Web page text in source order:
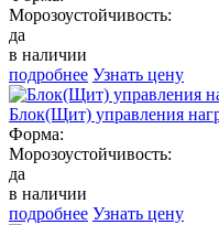
Морозоустойчивость:
да
в наличии
подробнее Узнать цену
Блок(Щит) управления
Форма:
Морозоустойчивость:
да
в наличии
подробнее Узнать цену